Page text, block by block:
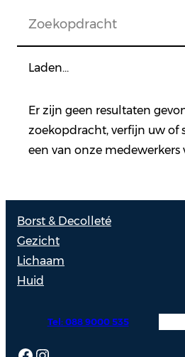
Laden…
Er zijn geen resultaten
zoekopdracht, verfijn uw of
een van onze medewerkers
Borst & Decolleté
Gezicht
Lichaam
Huid
Tel: 088 9000 535